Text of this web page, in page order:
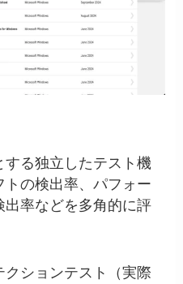
する独立したテスト機
トの検出率、パフォー
出率などを多角的に評
クションテスト（実際